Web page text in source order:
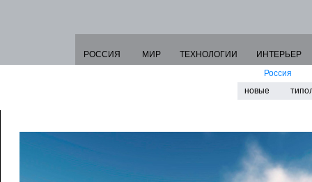
РОССИЯ МИР ТЕХНОЛОГИИ
ИНТЕРЬЕР
Россия
новые